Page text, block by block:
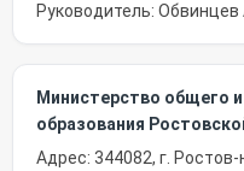
Руководитель:
Министерство общего
образования
Адрес: 344082, г.